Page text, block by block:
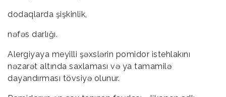
dodaqlarda şişkinlik,
nəfəs darlığı.
Alergiyaya meyilli şəxslərin pomidor istehlakını
nəzarət altında saxlaması və ya tamamilə
dayandırması tövsiyə olunur.